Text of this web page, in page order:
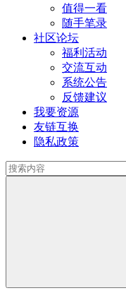
值得一看
随手笔录
社区论坛
福利活动
交流互动
系统公告
反馈建议
我要资源
友链互换
隐私政策